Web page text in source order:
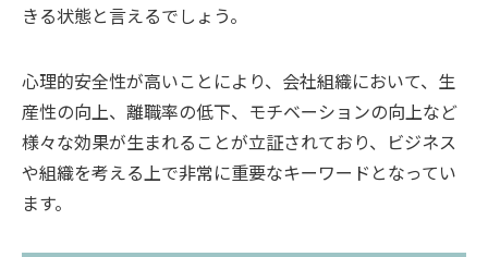
きる状態と言えるでしょう。
心理的安全性が高いことにより、会社組織において、生
産性の向上、離職率の低下、モチベーションの向上など
様々な効果が生まれることが立証されており、ビジネス
や組織を考える上で非常に重要なキーワードとなってい
ます。